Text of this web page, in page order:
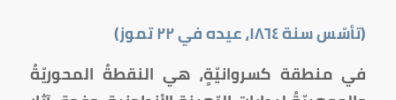
(تأسّس سنة١٨٦٤، عيده في٢٢تموز)
في منطقة كسروانيّةٍ، هي النقطةُ المحوريّةُ